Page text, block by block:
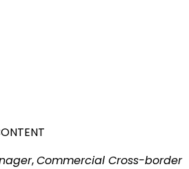
,Commercial Cross-border